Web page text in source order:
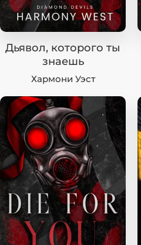
Дьявол, которого ты
знаешь
Хармони Уэст